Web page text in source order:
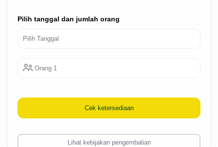
Pilih tanggal dan jumlah orang
Orang 1
Cek ketersediaan
Lihat kebijakan pengembalian